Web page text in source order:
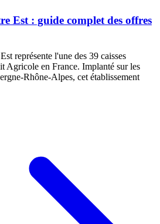
Est : guide complet des offres
représente l'une des 39 caisses
Agricole en France. Implanté sur les
Rhône-Alpes, cet établissement